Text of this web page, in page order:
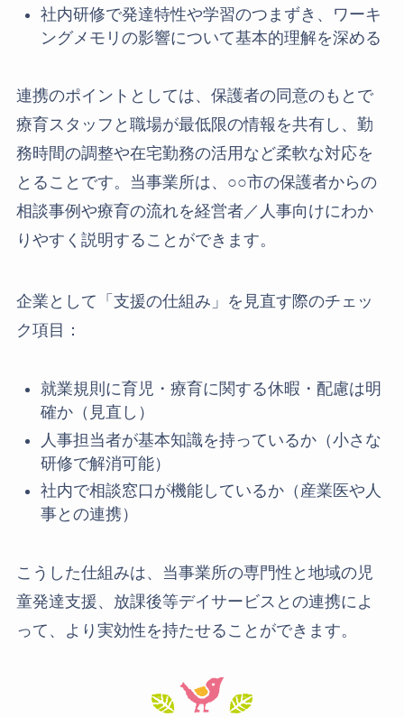
社内研修で発達特性や学習のつまずき、ワーキ
ングメモリの影響について基本的理解を深める
連携のポイントとしては、保護者の同意のもとで
療育スタッフと職場が最低限の情報を共有し、勤
務時間の調整や在宅勤務の活用など柔軟な対応を
とることです。当事業所は、○○市の保護者からの
相談事例や療育の流れを経営者／人事向けにわか
りやすく説明することができます。
企業として「支援の仕組み」を見直す際のチェッ
ク項目：
就業規則に育児・療育に関する休暇・配慮は明
確か（見直し）
人事担当者が基本知識を持っているか（小さな
研修で解消可能）
社内で相談窓口が機能しているか（産業医や人
事との連携）
こうした仕組みは、当事業所の専門性と地域の児
童発達支援、放課後等デイサービスとの連携によ
って、より実効性を持たせることができます。